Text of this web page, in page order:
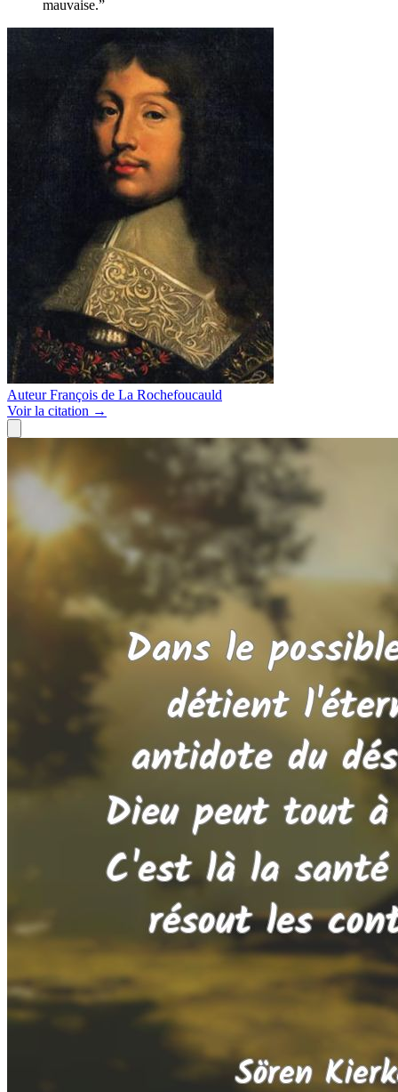
mauvaise.”
Auteur François de La Rochefoucauld
Voirla citation →